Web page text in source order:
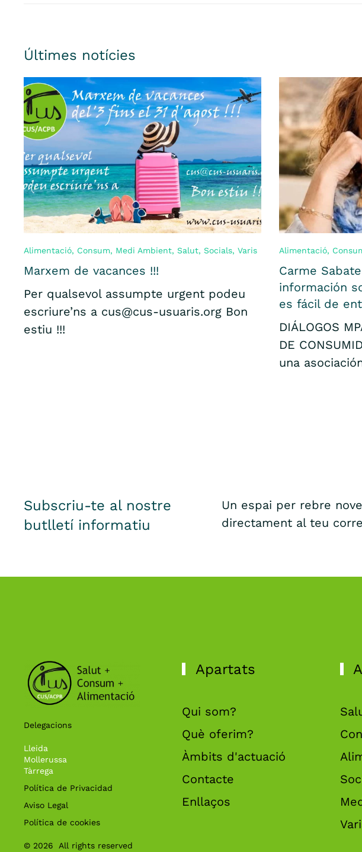
Últimes notícies
Alimentació, Consum, Medi Ambient, Salut, Socials, Varis
Marxem de vacances !!!
Per qualsevol assumpte urgent podeu
escriure’ns a cus@cus-usuaris.org Bon
estiu !!!
Alimentació,
Carme
información
es fácil de
DIÁLOGOS
DE
una
Subscriu-te al nostre
butlletí informatiu
Un espai per rebre
directament al teu
Delegacions
Lleida
Mollerussa
Tàrrega
Política de Privacidad
Aviso Legal
Política de cookies
© 2026 All rights reserved
Apartats
Qui som?
Què oferim?
Àmbits d'actuació
Contacte
Enllaços